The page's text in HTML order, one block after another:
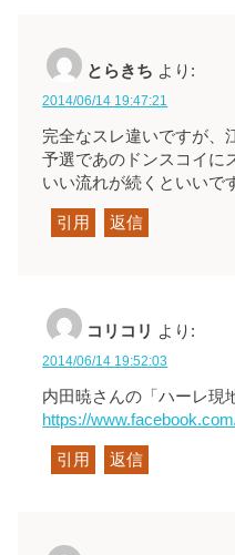
とらきち より:
2014/06/14 19:47:21
完全なスレ違いですが、
予選であのドンスコイに
いい流れが続くといいで
引用 返信
コリコリ より:
2014/06/14 19:52:03
内田暁さんの「ハーレ現
https://
引用 返信